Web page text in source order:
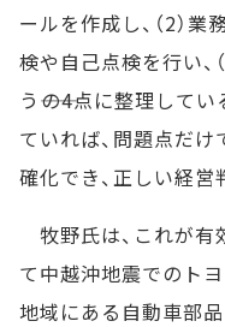
ールを作成し、（2）業
検や自己点検を行い、
う――の4点に整理して
ていれば、問題点だ
確化でき、正しい経営
牧野氏は、これが有
て中越沖地震でのト
地域にある自動車部